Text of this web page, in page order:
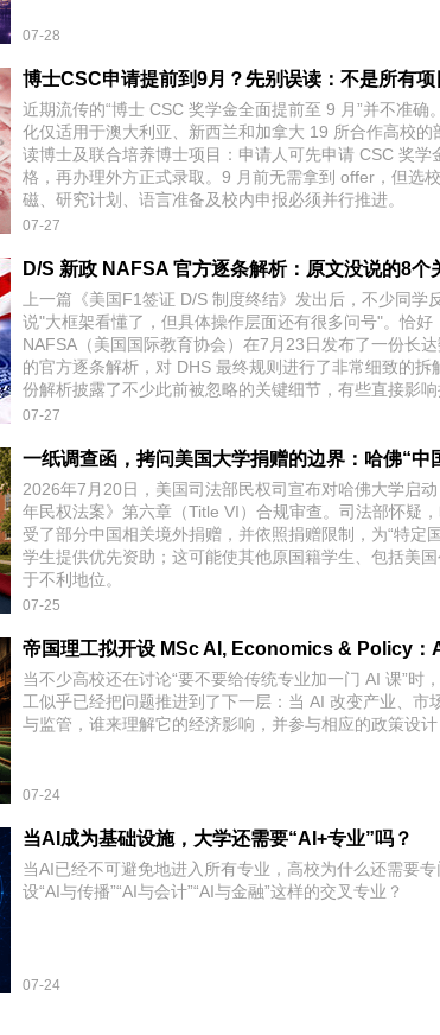
07-28
近期流传的“博士 CSC 奖学金全面提前至 9 月”并不准确
化仅适用于澳大利亚、新西兰和加拿大 19 所合作高校的
读博士及联合培养博士项目：申请人可先申请 CSC 奖学
格，再办理外方正式录取。9 月前无需拿到 offer，但选
磁、研究计划、语言准备及校内申报必须并行推进。
07-27
上一篇《美国F1签证 D/S 制度终结》发出后，不少同学
说"大框架看懂了，但具体操作层面还有很多问号"。恰好
NAFSA（美国国际教育协会）在7月23日发布了一份长
的官方逐条解析，对 DHS 最终规则进行了非常细致的拆
份解析披露了不少此前被忽略的关键细节，有些直接影响
07-27
2026年7月20日，美国司法部民权司宣布对哈佛大学启
年民权法案》第六章（Title VI）合规审查。司法部怀疑
受了部分中国相关境外捐赠，并依照捐赠限制，为“特定
学生提供优先资助；这可能使其他原国籍学生、包括美
于不利地位。
07-25
当不少高校还在讨论“要不要给传统专业加一门 AI 课”时
工似乎已经把问题推进到了下一层：当 AI 改变产业、市
与监管，谁来理解它的经济影响，并参与相应的政策设计
07-24
当AI成为基础设施，大学还需要“AI+专业”吗？
当AI已经不可避免地进入所有专业，高校为什么还需要专
设“AI与传播”“AI与会计”“AI与金融”这样的交叉专业？
07-24